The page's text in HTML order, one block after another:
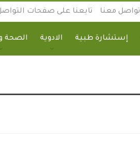
تواصل معنا تابعنا على صفحات
إستشارة طبية الادوية الصحة